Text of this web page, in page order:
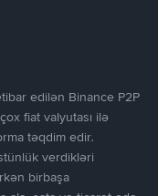
edilən Binance P2P
fiat valyutası ilə
təqdim edir.
verdikləri
birbaşa